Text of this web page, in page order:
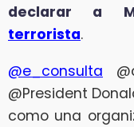
declarar a
terrorista.
@e_consulta
@President
como una